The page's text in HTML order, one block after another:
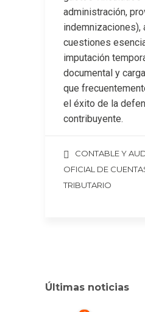
administración,
indemnizaciones),
cuestiones
imputación
documental y
que
el éxito de la
contribuyente.
CONTABLE Y
OFICIAL DE
TRIBUTARIO
Últimas noticias